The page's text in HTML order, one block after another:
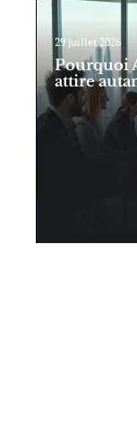
29 juillet 2026
Pourquoi
attire